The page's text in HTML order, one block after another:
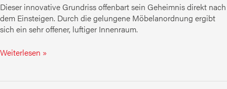
Dieser innovative Grundriss offenbart sein Geheimnis direkt nach
dem Einsteigen. Durch die gelungene Möbelanordnung ergibt
sich ein sehr offener, luftiger Innenraum.
Weiterlesen »